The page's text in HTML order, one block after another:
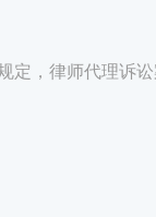
定，律师代理诉